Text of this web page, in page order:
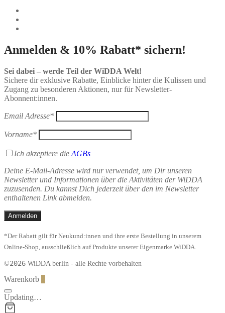
Anmelden & 10% Rabatt* sichern!
Sei dabei – werde Teil der WiDDA Welt!
Sichere dir exklusive Rabatte, Einblicke hinter die Kulissen und
Zugang zu besonderen Aktionen, nur für Newsletter-
Abonnent:innen.
Email Adresse*
Vorname*
Ich akzeptiere die AGBs
Deine E-Mail-Adresse wird nur verwendet, um Dir unseren
Newsletter und Informationen über die Aktivitäten der WiDDA
zuzusenden. Du kannst Dich jederzeit über den im Newsletter
enthaltenen Link abmelden.
*Der Rabatt gilt für Neukund:innen und ihre erste Bestellung in unserem
Online-Shop, ausschließlich auf Produkte unserer Eigenmarke WiDDA.
©2026 WiDDA berlin - alle Rechte vorbehalten
Warenkorb
Updating…